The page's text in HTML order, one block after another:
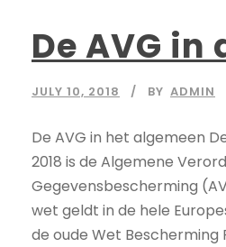
De AVG in
JULY 10, 2018 BY ADMIN
De AVG in het algemeen
2018 is de Algemene
Gegevensbescherming
wet geldt in de hele
de oude Wet Bescherming